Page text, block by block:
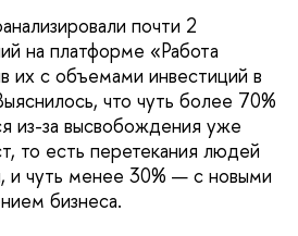
почти 2
на платформе «Работа
их с объемами инвестиций в
что чуть более 70%
из-за высвобождения уже
то есть перетекания людей
и чуть менее 30% — с новыми
бизнеса.